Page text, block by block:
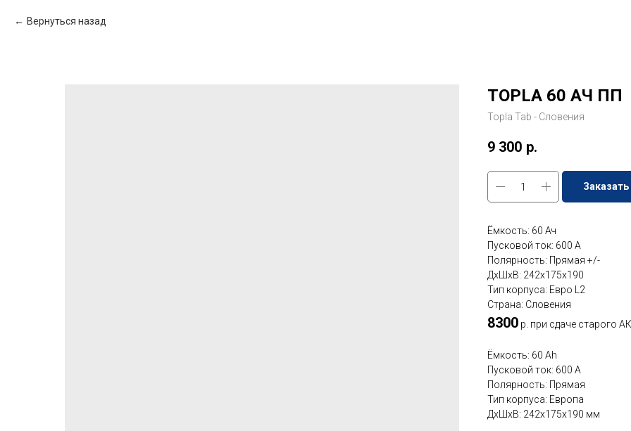
Вернуться назад
TOPLA 60 АЧ ПП
Topla Tab - Словения
9 300 р.
Заказать
Ёмкость: 60 Ач
Пусковой ток: 600 A
Полярность: Прямая +/-
ДxШxВ: 242x175x190
Тип корпуса: Евро L2
Страна: Словения
8300 р. при сдаче старого
Ёмкость: 60 Ah
Пусковой ток: 600 A
Полярность: Прямая
Тип корпуса: Европа
ДxШxВ: 242x175x190 мм